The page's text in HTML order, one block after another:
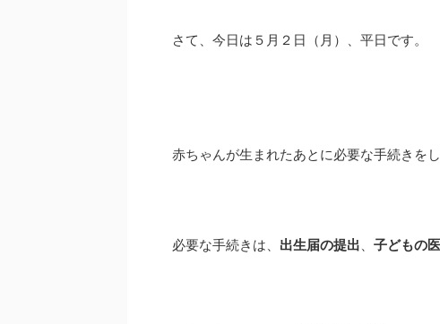
さて、今日は５月２日（月）、平日です。
赤ちゃんが生まれたあとに必要な手続きを
必要な手続きは、 出生届の提出、 子どもの